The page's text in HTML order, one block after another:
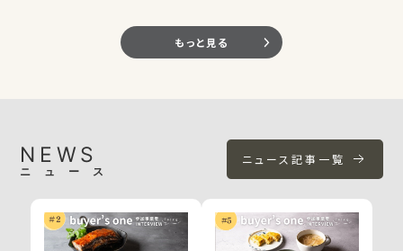
もっと見る
NEWS
ニュース
ニュース記事一覧